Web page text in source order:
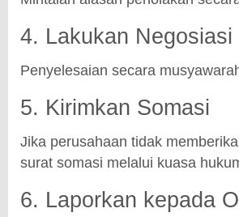
4. Lakukan Negosiasi
Penyelesaian secara
5. Kirimkan Somasi
Jika perusahaan tidak
surat somasi melalui kuasa
6. Laporkan kepada